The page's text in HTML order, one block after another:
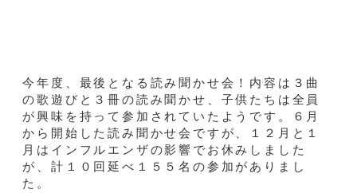
今年度、最後となる読み聞かせ会！内容は３曲
の歌遊びと３冊の読み聞かせ、子供たちは全員
が興味を持って参加されていたようです。６月
から開始した読み聞かせ会ですが、１２月と１
月はインフルエンザの影響でお休みしました
が、計１０回延べ１５５名の参加がありまし
た。